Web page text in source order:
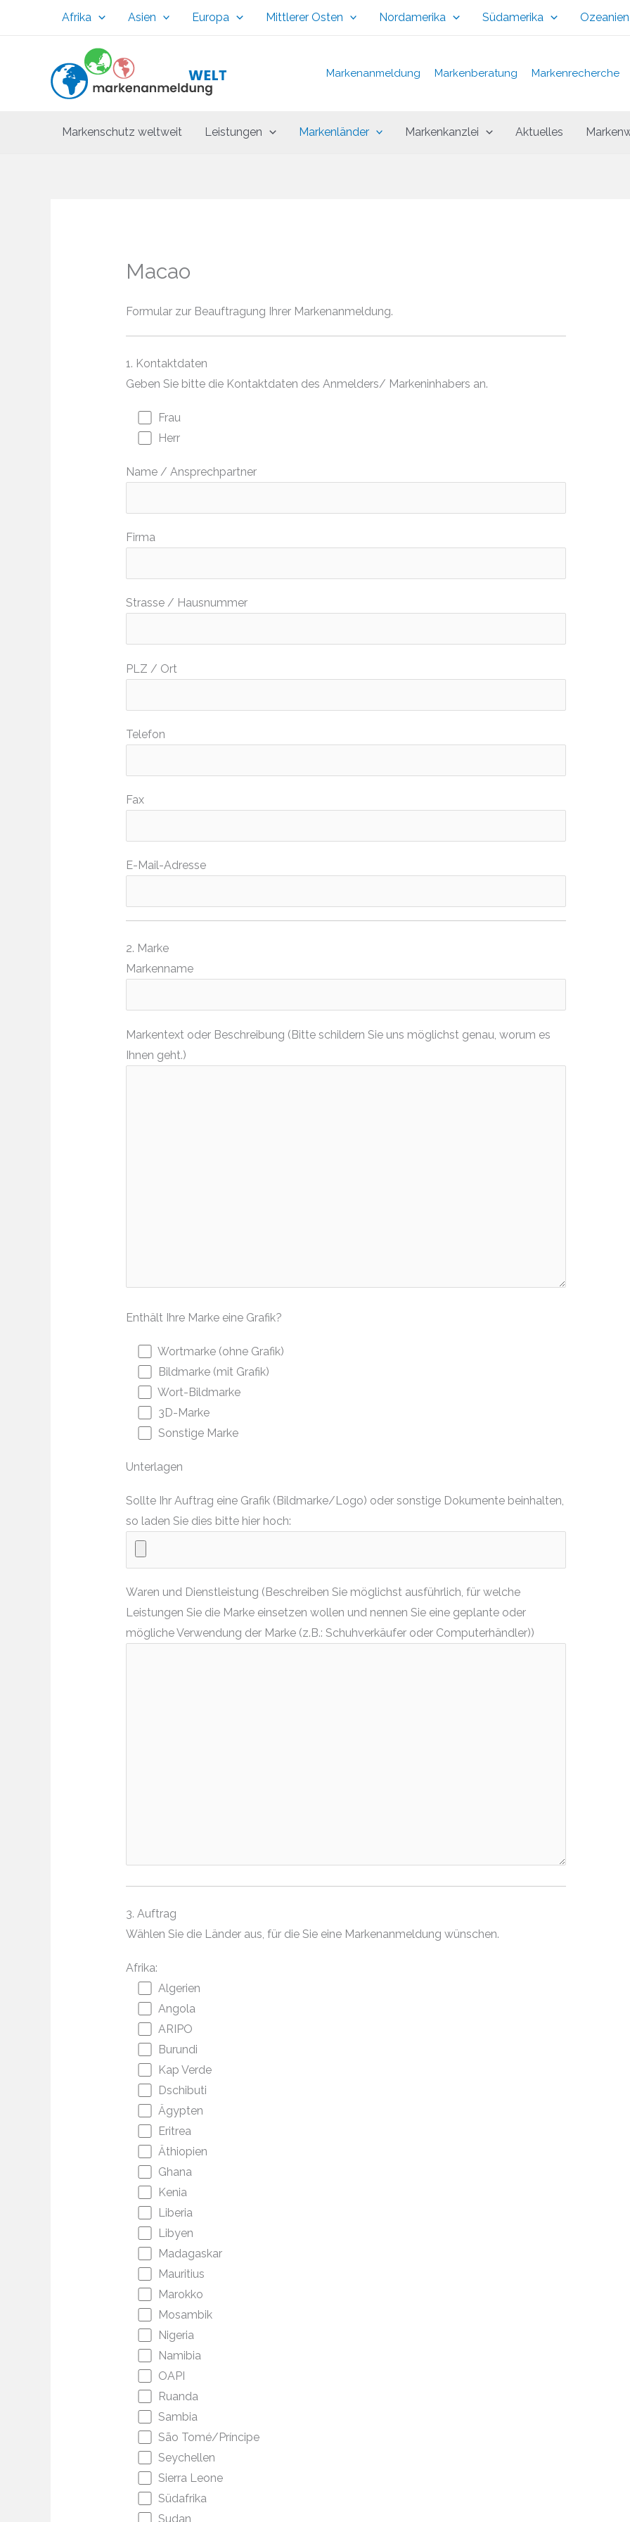
Afrika Asien Europa Mittlerer Osten Nordamerika Südamerika Ozeanien
Markenanmeldung Markenberatung Markenrecherche
Markenschutz weltweit Leistungen Markenländer Markenkanzlei Aktuelles
Macao
Formular zur Beauftragung Ihrer Markenanmeldung.
1. Kontaktdaten
Geben Sie bitte die Kontaktdaten des Anmelders/ Markeninhabers an.
Frau
Herr
Name / Ansprechpartner
Firma
Strasse / Hausnummer
PLZ / Ort
Telefon
Fax
E-Mail-Adresse
2. Marke
Markenname
Markentext oder Beschreibung (Bitte schildern Sie uns möglichst genau, worum es
Ihnen geht.)
Enthält Ihre Marke eine Grafik?
Wortmarke (ohne Grafik)
Bildmarke (mit Grafik)
Wort-Bildmarke
3D-Marke
Sonstige Marke
Unterlagen
Sollte Ihr Auftrag eine Grafik (Bildmarke/Logo) oder sonstige Dokumente beinhalten,
so laden Sie dies bitte hier hoch:
Waren und Dienstleistung (Beschreiben Sie möglichst ausführlich, für welche
Leistungen Sie die Marke einsetzen wollen und nennen Sie eine geplante oder
mögliche Verwendung der Marke (z.B.: Schuhverkäufer oder Computerhändler))
3. Auftrag
Wählen Sie die Länder aus, für die Sie eine Markenanmeldung wünschen.
Afrika:
Algerien
Angola
ARIPO
Burundi
Kap Verde
Dschibuti
Ägypten
Eritrea
Äthiopien
Ghana
Kenia
Liberia
Libyen
Madagaskar
Mauritius
Marokko
Mosambik
Nigeria
Namibia
OAPI
Ruanda
Sambia
São Tomé/Príncipe
Seychellen
Sierra Leone
Südafrika
Sudan